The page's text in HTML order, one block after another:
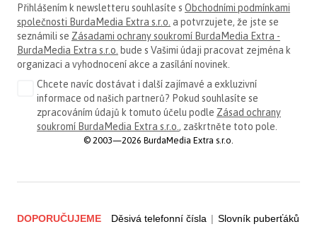
Přihlášením k newsletteru souhlasíte s Obchodními podmínkami
společnosti BurdaMedia Extra s.r.o. a potvrzujete, že jste se
seznámili se Zásadami ochrany soukromí BurdaMedia Extra -
BurdaMedia Extra s.r.o. bude s Vašimi údaji pracovat zejména k
organizaci a vyhodnocení akce a zasílání novinek.
Chcete navíc dostávat i další zajímavé a exkluzivní
informace od našich partnerů? Pokud souhlasíte se
zpracováním údajů k tomuto účelu podle Zásad ochrany
soukromí BurdaMedia Extra s.r.o., zaškrtněte toto pole.
© 2003—2026 BurdaMedia Extra s.r.o.
DOPORUČUJEME Děsivá telefonní čísla | Slovník puberťáků